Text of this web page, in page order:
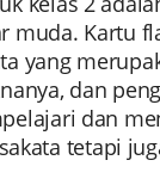
muda. Kartu
yang
dan
dan
tetapi